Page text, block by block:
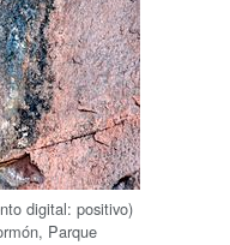
digital: positivo)
Parque